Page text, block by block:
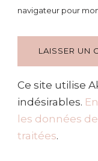
navigateur pour
Ce site utilise
indésirables.
les données
traitées.